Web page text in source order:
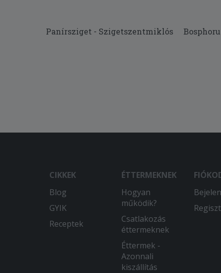
Panírsziget - Szigetszentmiklós
CIKKEK
Blog
GYIK
Receptek
ÉTTERMEKNEK
Hogyan
működik?
Csatlakozás
éttermeknek
Éttermek -
Azonnali
kiszállítás